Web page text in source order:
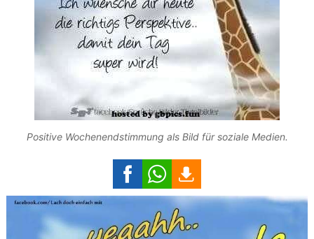
Positive Wochenendstimmung als Bild für soziale Medien.